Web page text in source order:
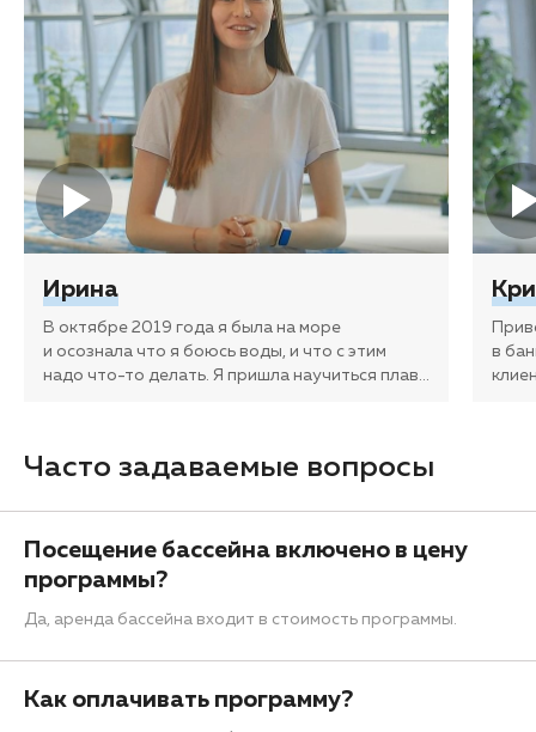
Ирина
В октябре 2019 года я была на море
и осознала что я боюсь воды, и что с этим
надо что-то делать. Я пришла научиться плав…
в
Часто задаваемые вопросы
Посещение бассейна включено в цену
программы?
Да, аренда бассейна входит в стоимость программы.
Как оплачивать программу?